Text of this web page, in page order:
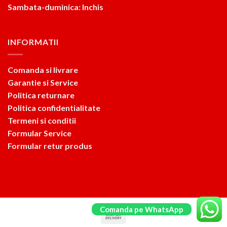
Sambata-duminica: Inchis
INFORMATII
Comanda si livrare
Garantie si Service
Politica returnare
Politica confidentialitate
Termeni si conditii
Formular Service
Formular retur produs
Comanda pe WhatsApp